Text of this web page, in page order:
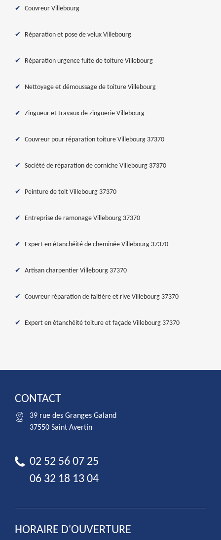
Couvreur Villebourg
Réparation et pose de velux Villebourg
Réparation urgence fuite de toiture Villebourg
Nettoyage et démoussage de toiture Villebourg
Zingueur et travaux de zinguerie Villebourg
Couvreur pour réparation toiture Villebourg 37370
Société de réparation de corniche Villebourg 37370
Peinture de toit Villebourg 37370
Entreprise de ramonage Villebourg 37370
Expert en étanchéité de cheminée Villebourg 37370
Artisan charpentier Villebourg 37370
Couvreur réparation de faitière et rive Villebourg 37370
Expert en étanchéité toiture et façade Villebourg 37370
CONTACT
39 rue des Granges Galand
37550 Saint Avertin
02 52 56 07 25
06 32 18 13 04
HORAIRE D'OUVERTURE